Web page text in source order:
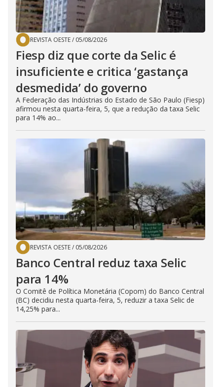
REVISTA OESTE/ 05/08/2026
Fiesp diz que corte da Selic é
insuficiente e critica ‘gastança
desmedida’ do governo
A Federação das Indústrias do Estado de São Paulo (Fiesp)
afirmou nesta quarta-feira, 5, que a redução da taxa Selic
para 14% ao...
REVISTA OESTE/ 05/08/2026
Banco Central reduz taxa Selic
para 14%
O Comitê de Política Monetária (Copom) do Banco Central
(BC) decidiu nesta quarta-feira, 5, reduzir a taxa Selic de
14,25% para...